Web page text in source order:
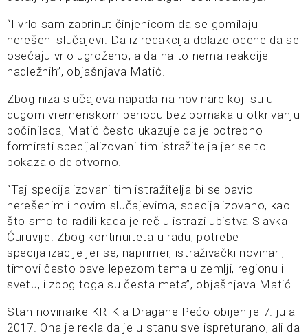
“I vrlo sam zabrinut činjenicom da se gomilaju
nerešeni slučajevi. Da iz redakcija dolaze ocene da se
osećaju vrlo ugroženo, a da na to nema reakcije
nadležnih”, objašnjava Matić.
Zbog niza slučajeva napada na novinare koji su u
dugom vremenskom periodu bez pomaka u otkrivanju
počinilaca, Matić često ukazuje da je potrebno
formirati specijalizovani tim istražitelja jer se to
pokazalo delotvorno.
“Taj specijalizovani tim istražitelja bi se bavio
nerešenim i novim slučajevima, specijalizovano, kao
što smo to radili kada je reč u istrazi ubistva Slavka
Ćuruvije. Zbog kontinuiteta u radu, potrebe
specijalizacije jer se, naprimer, istraživački novinari,
timovi često bave lepezom tema u zemlji, regionu i
svetu, i zbog toga su česta meta”, objašnjava Matić.
Stan novinarke KRIK-a Dragane Pećo obijen je 7. jula
2017. Ona je rekla da je u stanu sve ispreturano, ali da